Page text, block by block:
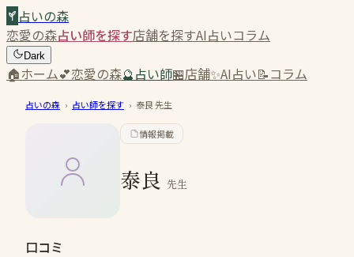
占いの森
恋愛の森占い師を探す店舗を探すAI占いコラム
Dark
🏠ホーム💕恋愛の森🔮占い師🏪店舗✨AI占い📝コラム
占いの森 › 占い師を探す › 泰良先生
情報掲載
泰良 先生
口コミ